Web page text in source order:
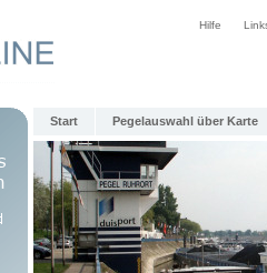
Hilfe
Start Pegelauswahl über Karte